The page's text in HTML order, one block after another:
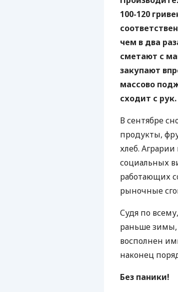
100-120
чем в два
сметают с
закупают
массово
сходит с
В сентябре
продукты,
хлеб.
социальных
работающих
рыночные
Судя по
раньше зимы,
восполнен
наконец
Без паники!